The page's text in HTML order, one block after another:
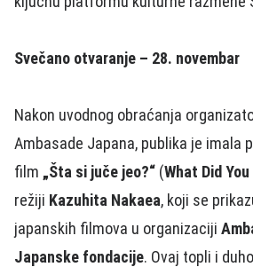
Svečano otvaranje – 28. novembar
Nakon uvodnog obraćanja
Ambasade Japana, publika je imala
film „Šta si juče jeo?“ (What Did
režiji Kazuhita Nakaea, koji se
japanskih filmova u organizaciji
Japanske fondacije. Ovaj topli i